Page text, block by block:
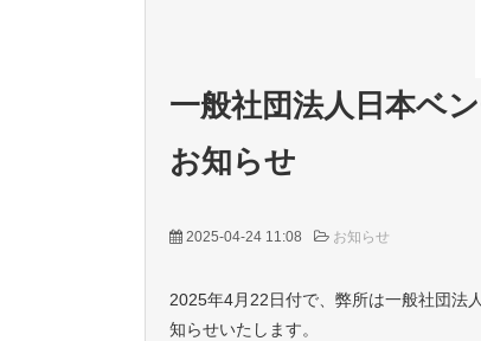
一般社団法人日本ベ
お知らせ
2025-04-24 11:08 お知らせ
2025年4月22日付で、弊所は一般社団法
知らせいたします。